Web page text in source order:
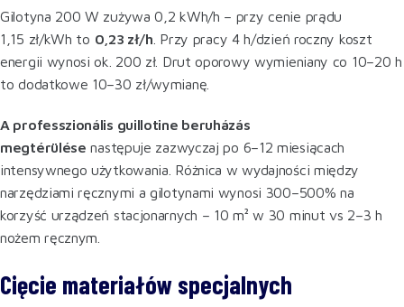
Gilotyna 200 W zużywa 0,2 kWh/h – przy cenie prądu
1,15 zł/kWh to 0,23 zł/h . Przy pracy 4 h/dzień roczny koszt
energii wynosi ok. 200 zł. Drut oporowy wymieniany co 10–20 h
to dodatkowe 10–30 zł/wymianę.
A professzionális guillotine beruházás
megtérülése następuje zazwyczaj po 6–12 miesiącach
intensywnego użytkowania. Różnica w wydajności między
narzędziami ręcznymi a gilotynami wynosi 300–500% na
korzyść urządzeń stacjonarnych – 10 m² w 30 minut vs 2–3 h
nożem ręcznym.
Cięcie materiałów specjalnych